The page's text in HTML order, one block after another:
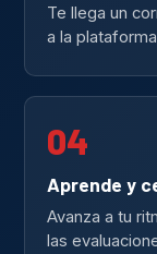
Te llega un
a la
04
Aprende y
Avanza a tu
las